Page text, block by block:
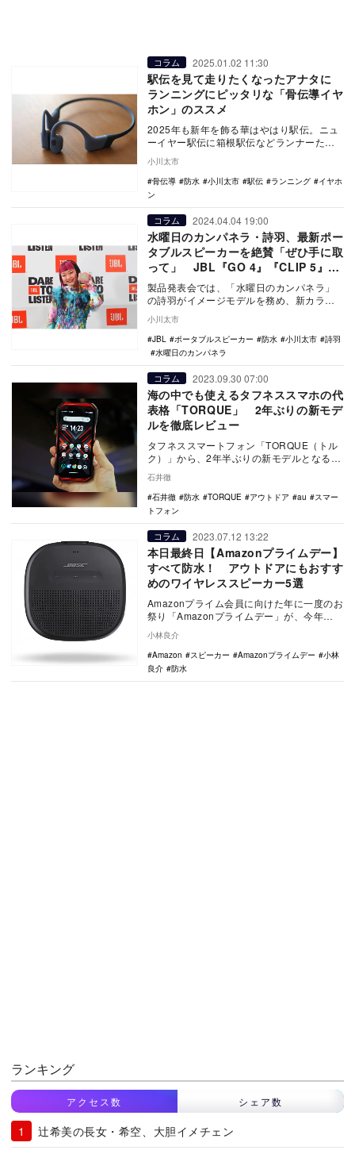
コラム 2025.01.02 11:30
駅伝を見て走りたくなったアナタに
ランニングにピッタリな「骨伝導イヤ
ホン」のススメ
2025年も新年を飾る華はやはり駅伝。ニュ
ーイヤー駅伝に箱根駅伝などランナーたち
の熱いシーンに影響されて「よっしゃ、自
分も！」と…
小川太市
骨伝導
防水 小川太市 駅伝 ランニング
イヤホ
ン
コラム 2024.04.04 19:00
水曜日のカンパネラ・詩羽、最新ポー
タブルスピーカーを絶賛「ぜひ手に取
って」 JBL『GO 4』『CLIP 5』の
実力とは？
製品発表会では、「水曜日のカンパネラ」
の詩羽がイメージモデルを務め、新カラー
の「JBL GO 4」を手に「わたし、響け！」
をテー…
小川太市
JBL
ポータブルスピーカー 防水 小川太市
詩羽
水曜日のカンパネラ
コラム 2023.09.30 07:00
海の中でも使えるタフネススマホの代
表格「TORQUE」 2年ぶりの新モデ
ルを徹底レビュー
タフネススマートフォン「TORQUE（トル
ク）」から、2年半ぶりの新モデルとなる
『TORQUE G06』がauブランド（KDDI…
石井徹
石井徹
防水 TORQUE アウトドア au
スマー
トフォン
コラム 2023.07.12 13:22
本日最終日【Amazonプライムデー】
すべて防水！ アウトドアにもおすす
めのワイヤレススピーカー5選
Amazonプライム会員に向けた年に一度のお
祭り「Amazonプライムデー」が、今年
小林良介
Amazon
スピーカー Amazonプライムデー
小林
良介
防水
ランキング
アクセス数 シェア数
辻希美の長女・希空、大胆イメチェン